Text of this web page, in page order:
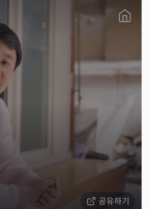
공유하기